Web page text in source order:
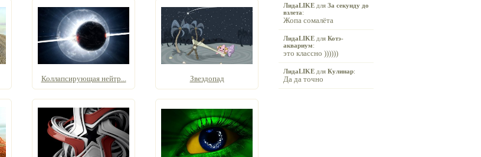
Коллапсирующая нейтр... Звездопад
ЛидаLIKE для За секунду до
взлета:
Жопа сомалёта
ЛидаLIKE для Котэ-
аквариум:
это классно ))))))
ЛидаLIKE для Кулинар:
Да да точно